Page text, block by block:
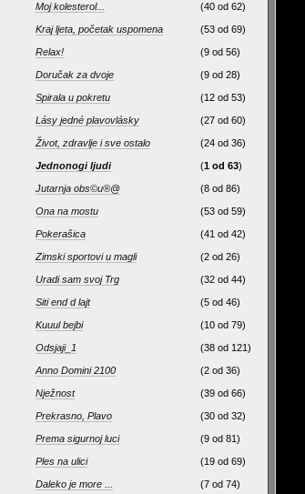
Moj kolesterol... (40 od 62)
Kraj ljeta, početak uspomena (53 od 69)
Relax! (9 od 56)
Doručak za dvoje (9 od 28)
Spirala u pokretu (12 od 53)
Lásy jedné plavovlásky (27 od 60)
Život, zdravlje i sve ostalo (24 od 36)
Jednonogi ljudi (1 od 63)
Jutarnja obs©u®@ (8 od 86)
Ona na mostu (53 od 59)
Pokerašica (41 od 42)
Zimski sportovi u magli (2 od 26)
Uradi sam svoj Trg (32 od 44)
Siti end d lajt (5 od 46)
Kuuul bejbi (10 od 79)
Odsjaji_1 (38 od 121)
Anno Domini 2100 (2 od 36)
Nježnost (39 od 66)
Prekrasno, Plavo (30 od 32)
Prema sigurnoj luci (9 od 81)
Ples na ulici (19 od 69)
Daleko je more ... (7 od 74)